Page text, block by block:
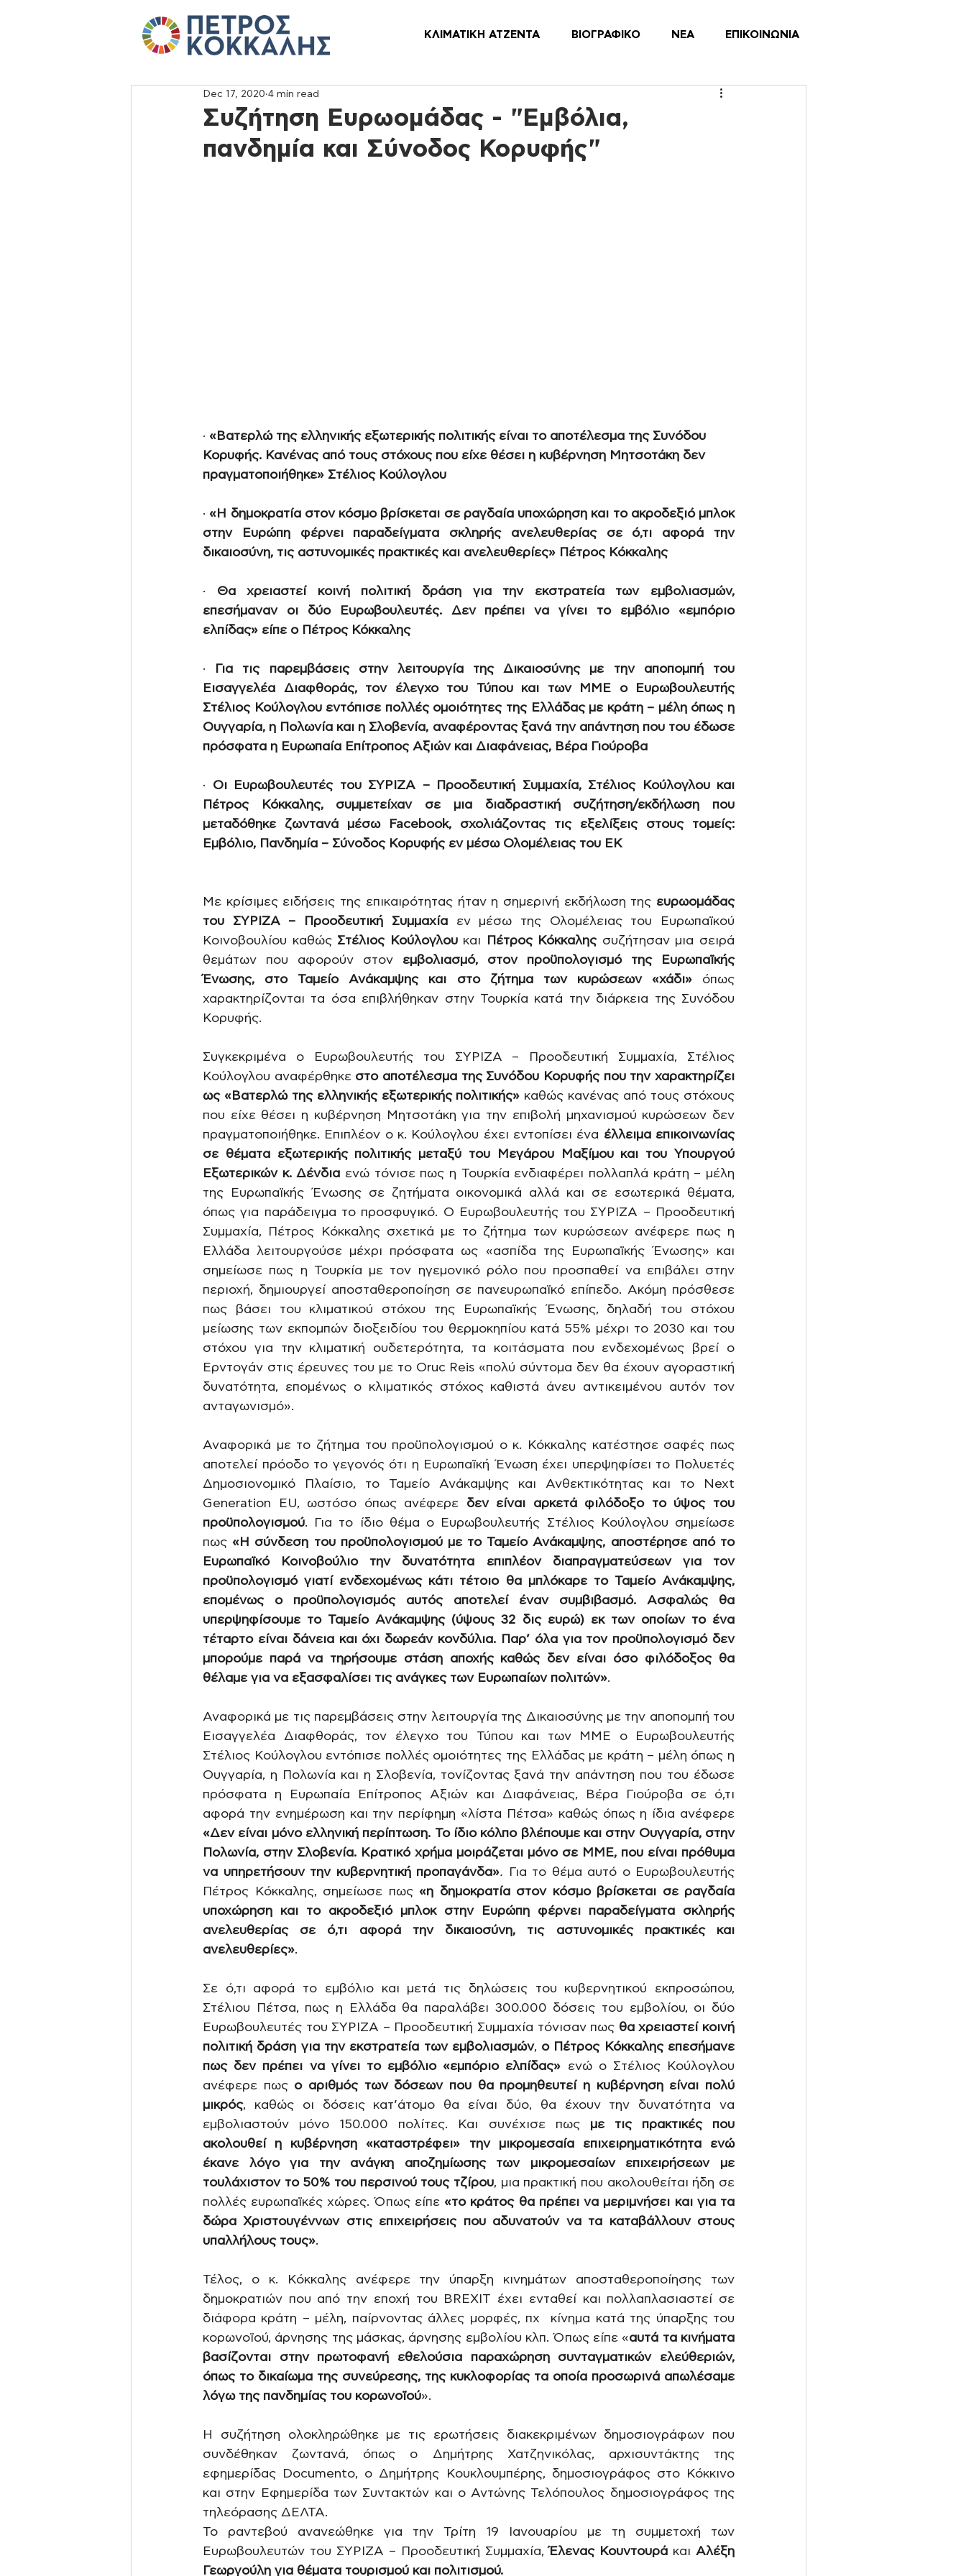
ΚΛΙΜΑΤΙΚΗ ΑΤΖΕΝΤΑ ΒΙΟΓΡΑΦΙΚΟ ΝΕΑ ΕΠΙΚΟΙΝΩΝΙΑ
Συζήτηση Ευρωομάδας - "Εμβόλια,
πανδημία και Σύνοδος Κορυφής"
Dec 17, 2020 4 min read
· «Βατερλώ της ελληνικής εξωτερικής πολιτικής είναι το αποτέλεσμα της Συνόδου
Κορυφής. Κανένας από τους στόχους που είχε θέσει η κυβέρνηση Μητσοτάκη δεν
πραγματοποιήθηκε» Στέλιος Κούλογλου
· «Η δημοκρατία στον κόσμο βρίσκεται σε ραγδαία υποχώρηση και το ακροδεξιό μπλοκ
στην Ευρώπη φέρνει παραδείγματα σκληρής ανελευθερίας σε ό,τι αφορά την
δικαιοσύνη, τις αστυνομικές πρακτικές και ανελευθερίες» Πέτρος Κόκκαλης
·
Θα χρειαστεί κοινή πολιτική δράση για την εκστρατεία των εμβολιασμών,
επεσήμαναν οι δύο Ευρωβουλευτές. Δεν πρέπει να γίνει το εμβόλιο «εμπόριο
ελπίδας» είπε ο Πέτρος Κόκκαλης
·
Για τις παρεμβάσεις στην λειτουργία της Δικαιοσύνης με την αποπομπή του
Εισαγγελέα Διαφθοράς, τον έλεγχο του Τύπου και των ΜΜΕ ο Ευρωβουλευτής
Στέλιος Κούλογλου εντόπισε πολλές ομοιότητες της Ελλάδας με κράτη – μέλη όπως η
Ουγγαρία, η Πολωνία και η Σλοβενία, αναφέροντας ξανά την απάντηση που του έδωσε
πρόσφατα η Ευρωπαία Επίτροπος Αξιών και Διαφάνειας, Βέρα Γιούροβα
·
Οι Ευρωβουλευτές του ΣΥΡΙΖΑ – Προοδευτική Συμμαχία, Στέλιος Κούλογλου και
Πέτρος Κόκκαλης, συμμετείχαν σε μια διαδραστική συζήτηση/εκδήλωση που
μεταδόθηκε ζωντανά μέσω Facebook, σχολιάζοντας τις εξελίξεις στους τομείς:
Εμβόλιο, Πανδημία – Σύνοδος Κορυφής εν μέσω Ολομέλειας του ΕΚ
Με κρίσιμες ειδήσεις της επικαιρότητας ήταν η σημερινή εκδήλωση της ευρωομάδας
του ΣΥΡΙΖΑ – Προοδευτική Συμμαχία εν μέσω της Ολομέλειας του Ευρωπαϊκού
Κοινοβουλίου καθώς Στέλιος Κούλογλου και Πέτρος Κόκκαλης συζήτησαν μια σειρά
θεμάτων που αφορούν στον εμβολιασμό, στον προϋπολογισμό της Ευρωπαϊκής
Ένωσης, στο Ταμείο Ανάκαμψης και στο ζήτημα των κυρώσεων «χάδι» όπως
χαρακτηρίζονται τα όσα επιβλήθηκαν στην Τουρκία κατά την διάρκεια της Συνόδου
Κορυφής.
Συγκεκριμένα ο Ευρωβουλευτής του ΣΥΡΙΖΑ – Προοδευτική Συμμαχία, Στέλιος
Κούλογλου αναφέρθηκε στο αποτέλεσμα της Συνόδου Κορυφής που την χαρακτηρίζει
ως «Βατερλώ της ελληνικής εξωτερικής πολιτικής» καθώς κανένας από τους στόχους
που είχε θέσει η κυβέρνηση Μητσοτάκη για την επιβολή μηχανισμού κυρώσεων δεν
πραγματοποιήθηκε. Επιπλέον ο κ. Κούλογλου έχει εντοπίσει ένα έλλειμα επικοινωνίας
σε θέματα εξωτερικής πολιτικής μεταξύ του Μεγάρου Μαξίμου και του Υπουργού
Εξωτερικών κ. Δένδια ενώ τόνισε πως η Τουρκία ενδιαφέρει πολλαπλά κράτη – μέλη
της Ευρωπαϊκής Ένωσης σε ζητήματα οικονομικά αλλά και σε εσωτερικά θέματα,
όπως για παράδειγμα το προσφυγικό. Ο Ευρωβουλευτής του ΣΥΡΙΖΑ – Προοδευτική
Συμμαχία, Πέτρος Κόκκαλης σχετικά με το ζήτημα των κυρώσεων ανέφερε πως η
Ελλάδα λειτουργούσε μέχρι πρόσφατα ως «ασπίδα της Ευρωπαϊκής Ένωσης» και
σημείωσε πως η Τουρκία με τον ηγεμονικό ρόλο που προσπαθεί να επιβάλει στην
περιοχή, δημιουργεί αποσταθεροποίηση σε πανευρωπαϊκό επίπεδο. Ακόμη πρόσθεσε
πως βάσει του κλιματικού στόχου της Ευρωπαϊκής Ένωσης, δηλαδή του στόχου
μείωσης των εκπομπών διοξειδίου του θερμοκηπίου κατά 55% μέχρι το 2030 και του
στόχου για την κλιματική ουδετερότητα, τα κοιτάσματα που ενδεχομένως βρεί ο
Ερντογάν στις έρευνες του με το Oruc Reis «πολύ σύντομα δεν θα έχουν αγοραστική
δυνατότητα, επομένως ο κλιματικός στόχος καθιστά άνευ αντικειμένου αυτόν τον
ανταγωνισμό».
Αναφορικά με το ζήτημα του προϋπολογισμού ο κ. Κόκκαλης κατέστησε σαφές πως
αποτελεί πρόοδο το γεγονός ότι η Ευρωπαϊκή Ένωση έχει υπερψηφίσει το Πολυετές
Δημοσιονομικό Πλαίσιο, το Ταμείο Ανάκαμψης και Ανθεκτικότητας και το Next
Generation EU, ωστόσο όπως ανέφερε δεν είναι αρκετά φιλόδοξο το ύψος του
προϋπολογισμού. Για το ίδιο θέμα ο Ευρωβουλευτής Στέλιος Κούλογλου σημείωσε
πως «Η σύνδεση του προϋπολογισμού με το Ταμείο Ανάκαμψης, αποστέρησε από το
Ευρωπαϊκό Κοινοβούλιο την δυνατότητα επιπλέον διαπραγματεύσεων για τον
προϋπολογισμό γιατί ενδεχομένως κάτι τέτοιο θα μπλόκαρε το Ταμείο Ανάκαμψης,
επομένως ο προϋπολογισμός αυτός αποτελεί έναν συμβιβασμό. Ασφαλώς θα
υπερψηφίσουμε το Ταμείο Ανάκαμψης (ύψους 32 δις ευρώ) εκ των οποίων το ένα
τέταρτο είναι δάνεια και όχι δωρεάν κονδύλια. Παρ’ όλα για τον προϋπολογισμό δεν
μπορούμε παρά να τηρήσουμε στάση αποχής καθώς δεν είναι όσο φιλόδοξος θα
θέλαμε για να εξασφαλίσει τις ανάγκες των Ευρωπαίων πολιτών».
Αναφορικά με τις παρεμβάσεις στην λειτουργία της Δικαιοσύνης με την αποπομπή του
Εισαγγελέα Διαφθοράς, τον έλεγχο του Τύπου και των ΜΜΕ ο Ευρωβουλευτής
Στέλιος Κούλογλου εντόπισε πολλές ομοιότητες της Ελλάδας με κράτη – μέλη όπως η
Ουγγαρία, η Πολωνία και η Σλοβενία, τονίζοντας ξανά την απάντηση που του έδωσε
πρόσφατα η Ευρωπαία Επίτροπος Αξιών και Διαφάνειας, Βέρα Γιούροβα σε ό,τι
«Δεν είναι μόνο ελληνική περίπτωση. Το ίδιο κόλπο βλέπουμε και στην Ουγγαρία, στην
Πολωνία, στην Σλοβενία. Κρατικό χρήμα μοιράζεται μόνο σε ΜΜΕ, που είναι πρόθυμα
να υπηρετήσουν την κυβερνητική προπαγάνδα». Για το θέμα αυτό ο Ευρωβουλευτής
Πέτρος Κόκκαλης, σημείωσε πως «η δημοκρατία στον κόσμο βρίσκεται σε ραγδαία
υποχώρηση και το ακροδεξιό μπλοκ στην Ευρώπη φέρνει παραδείγματα σκληρής
ανελευθερίας σε ό,τι αφορά την δικαιοσύνη, τις αστυνομικές πρακτικές και
ανελευθερίες».
Σε ό,τι αφορά το εμβόλιο και μετά τις δηλώσεις του κυβερνητικού εκπροσώπου,
Στέλιου Πέτσα, πως η Ελλάδα θα παραλάβει 300.000 δόσεις του εμβολίου, οι δύο
Ευρωβουλευτές του ΣΥΡΙΖΑ – Προοδευτική Συμμαχία τόνισαν πως θα χρειαστεί κοινή
πολιτική δράση για την εκστρατεία των εμβολιασμών, ο Πέτρος Κόκκαλης επεσήμανε
πως δεν πρέπει να γίνει το εμβόλιο «εμπόριο ελπίδας» ενώ ο Στέλιος Κούλογλου
ανέφερε πως ο αριθμός των δόσεων που θα προμηθευτεί η κυβέρνηση είναι πολύ
μικρός, καθώς οι δόσεις κατ’άτομο θα είναι δύο, θα έχουν την δυνατότητα να
εμβολιαστούν μόνο 150.000 πολίτες. Και συνέχισε πως με τις πρακτικές που
ακολουθεί η κυβέρνηση «καταστρέφει» την μικρομεσαία επιχειρηματικότητα ενώ
έκανε λόγο για την ανάγκη αποζημίωσης των μικρομεσαίων επιχειρήσεων με
τουλάχιστον το 50% του περσινού τους τζίρου, μια πρακτική που ακολουθείται ήδη σε
πολλές ευρωπαϊκές χώρες. Όπως είπε «το κράτος θα πρέπει να μεριμνήσει και για τα
δώρα Χριστουγέννων στις επιχειρήσεις που αδυνατούν να τα καταβάλλουν στους
υπαλλήλους τους».
Τέλος, ο κ. Κόκκαλης ανέφερε την ύπαρξη κινημάτων αποσταθεροποίησης των
δημοκρατιών που από την εποχή του BREXIT έχει ενταθεί και πολλαπλασιαστεί σε
διάφορα κράτη – μέλη, παίρνοντας άλλες μορφές, πχ  κίνημα κατά της ύπαρξης του
κορωνοϊού, άρνησης της μάσκας, άρνησης εμβολίου κλπ. Όπως είπε «αυτά τα κινήματα
βασίζονται στην πρωτοφανή εθελούσια παραχώρηση συνταγματικών ελεύθεριών,
όπως το δικαίωμα της συνεύρεσης, της κυκλοφορίας τα οποία προσωρινά απωλέσαμε
λόγω της πανδημίας του κορωνοϊού».
Η συζήτηση ολοκληρώθηκε με τις ερωτήσεις διακεκριμένων δημοσιογράφων που
συνδέθηκαν ζωντανά, όπως ο Δημήτρης Χατζηνικόλας, αρχισυντάκτης της
εφημερίδας Documento, ο Δημήτρης Κουκλουμπέρης, δημοσιογράφος στο Κόκκινο
και στην Εφημερίδα των Συντακτών και ο Αντώνης Τελόπουλος δημοσιογράφος της
τηλεόρασης ΔΕΛΤΑ.
Το ραντεβού ανανεώθηκε για την Τρίτη 19 Ιανουαρίου με τη συμμετοχή των
Ευρωβουλευτών του ΣΥΡΙΖΑ – Προοδευτική Συμμαχία, Έλενας Κουντουρά και Αλέξη
Γεωργούλη για θέματα τουρισμού και πολιτισμού.